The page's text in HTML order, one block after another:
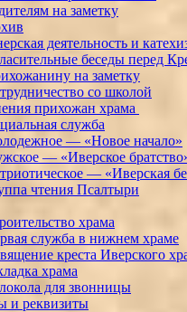
на заметку
деятельность и
беседы перед
на заметку
со школой
прихожан храма
служба
— «Новое начало»
— «Иверское
— «Иверская
чтения Псалтыри
храма
служба в нижнем храме
креста Иверского
храма
для звонницы
и реквизиты